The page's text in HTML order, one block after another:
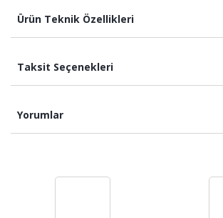
Ürün Teknik Özellikleri
Taksit Seçenekleri
Yorumlar